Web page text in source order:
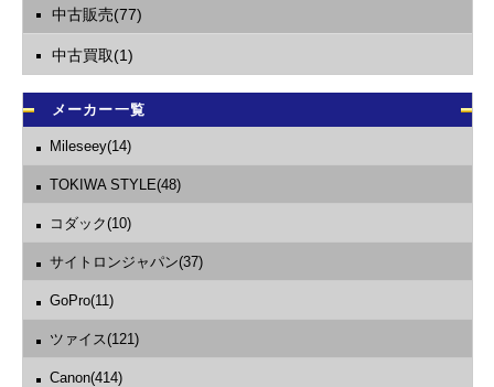
中古販売(77)
中古買取(1)
メーカー一覧
Mileseey(14)
TOKIWA STYLE(48)
コダック(10)
サイトロンジャパン(37)
GoPro(11)
ツァイス(121)
Canon(414)